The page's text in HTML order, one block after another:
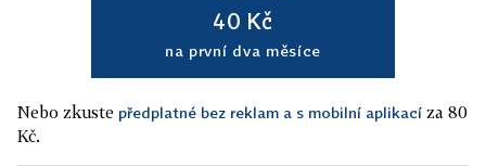
40 Kč
na první dva měsíce
Nebo zkuste předplatné bez reklam a s mobilní aplikací za 80
Kč.